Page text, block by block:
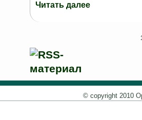
Читать далее
© copyright 2010